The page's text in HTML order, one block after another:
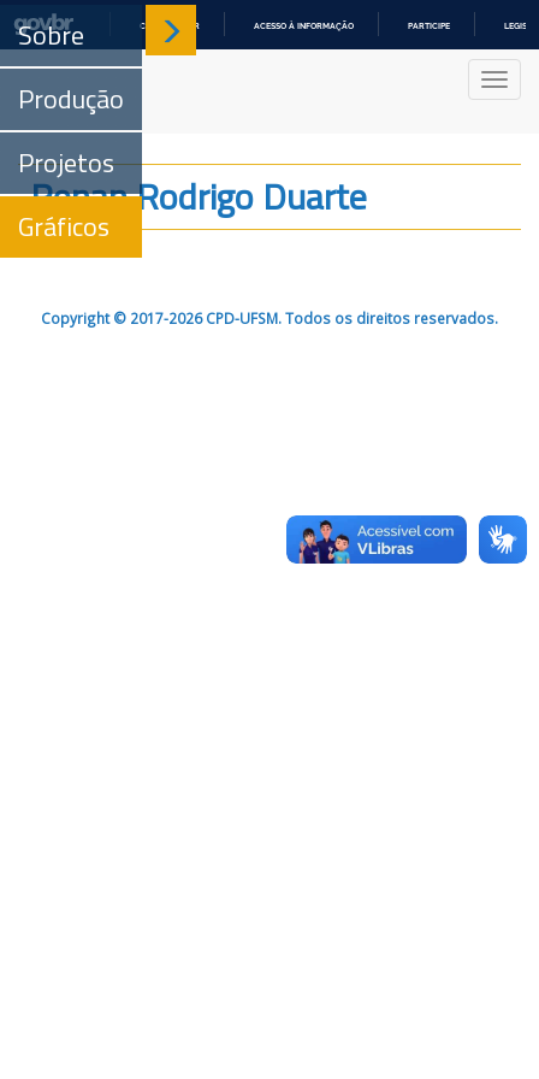
COMUNICA BR ACESSO À INFORMAÇÃO PARTICIPE
Sobre
Produção
Projetos
Gráficos
Renan Rodrigo Duarte
Copyright © 2017-2026 CPD-UFSM. Todos os direitos reservados.